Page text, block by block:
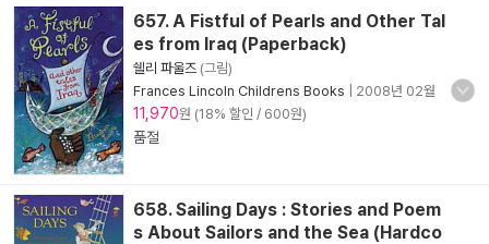
657. A Fistful of Pearls and Other Tal
es from Iraq (Paperback)
쉘리 파울즈 (그림)
Frances Lincoln Childrens Books
2008년 02월
11,970원 (18% 할인 / 600원)
품절
658. Sailing Days : Stories and Poem
s About Sailors and the Sea (Hardco